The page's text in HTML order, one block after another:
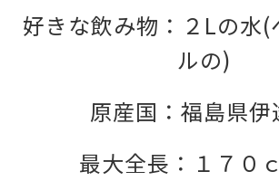
好きな飲み物：２Lの水(
ルの)
原産国：福島県伊
最大全長：１７０